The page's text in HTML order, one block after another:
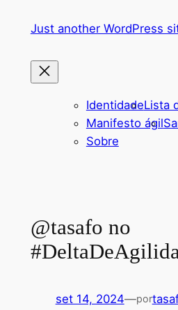
conteúdo
Just another WordPress
IdentidadeLista
Manifesto ágil
Sobre
@tasafo no
set 14, 2024—por